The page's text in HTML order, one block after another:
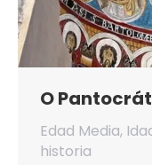
O
Edad Media,
historia